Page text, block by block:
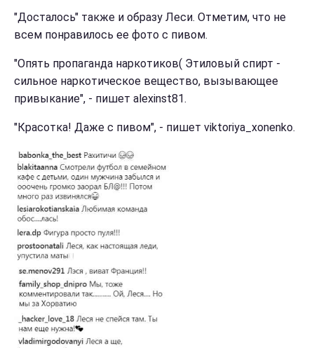
"Досталось" также и образу Леси. Отметим, что не
всем понравилось ее фото с пивом.
"Опять пропаганда наркотиков( Этиловый спирт -
сильное наркотическое вещество, вызывающее
привыкание", - пишет alexinst81.
"Красотка! Даже с пивом", - пишет viktoriya_xonenko.